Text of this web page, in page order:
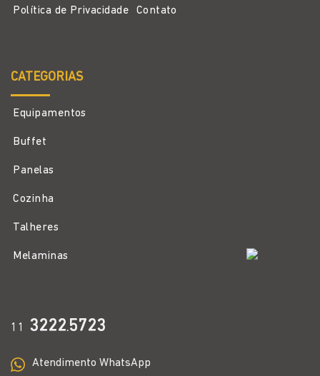
Política de Privacidade Contato
CATEGORIAS
Equipamentos
Buffet
Panelas
Cozinha
Talheres
Melaminas
11 3222.5723
Atendimento WhatsApp